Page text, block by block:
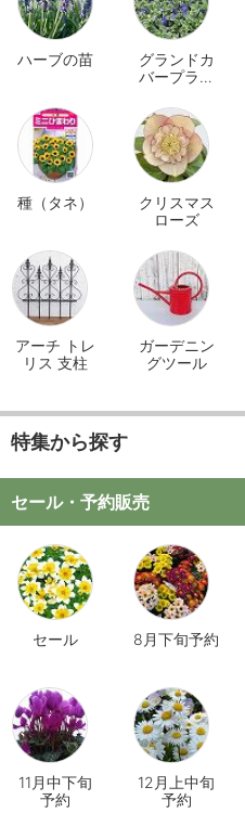
ハーブの苗
グランドカ
バープラン
種（タネ）
クリスマス
ローズ
アーチ トレ
リス 支柱
ガーデニン
グツール
特集から探す
セール・予約販売
セール 8月下旬予約
11月中下旬
予約
12月上中旬
予約